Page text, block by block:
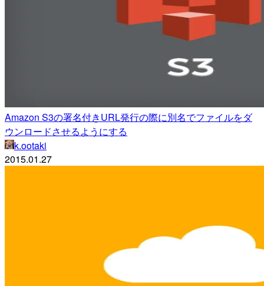
Amazon S3の署名付きURL発行の際に別名でファイルをダ
ウンロードさせるようにする
k.ootaki
2015.01.27